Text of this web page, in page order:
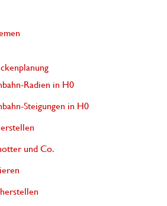
Radien in H0
Steigungen in H0
und Co.